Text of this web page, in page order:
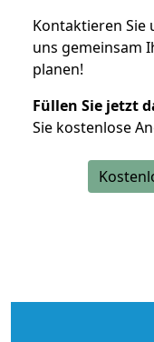
Kontaktieren Sie
uns gemeinsam
planen!
Füllen Sie jetzt
Sie kostenlose